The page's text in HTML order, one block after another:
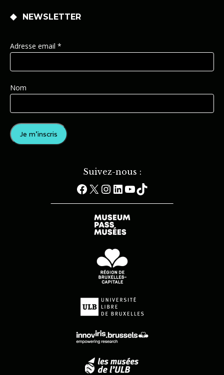
NEWSLETTER
Adresse email *
Nom
Suivez-nous :
Facebook
X Instagram
LinkedInYouTube